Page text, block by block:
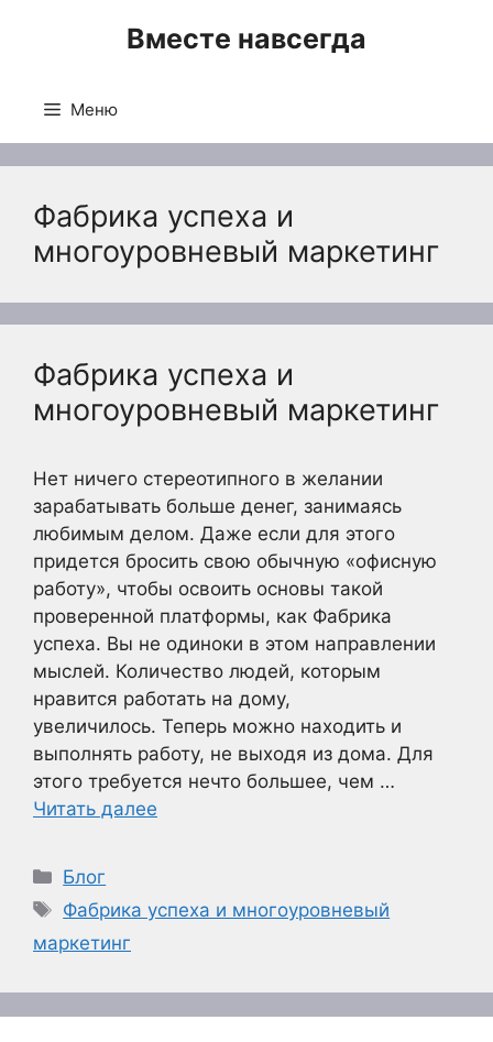
Вместе навсегда
Меню
Фабрика успеха и
многоуровневый маркетинг
Фабрика успеха и
многоуровневый маркетинг
Нет ничего стереотипного в желании
зарабатывать больше денег, занимаясь
любимым делом. Даже если для этого
придется бросить свою обычную «офисную
работу», чтобы освоить основы такой
проверенной платформы, как Фабрика
успеха. Вы не одиноки в этом направлении
мыслей. Количество людей, которым
нравится работать на дому,
увеличилось. Теперь можно находить и
выполнять работу, не выходя из дома. Для
этого требуется нечто большее, чем …
Читать далее
Рубрики
Блог
Метки
Фабрика успеха и многоуровневый
маркетинг